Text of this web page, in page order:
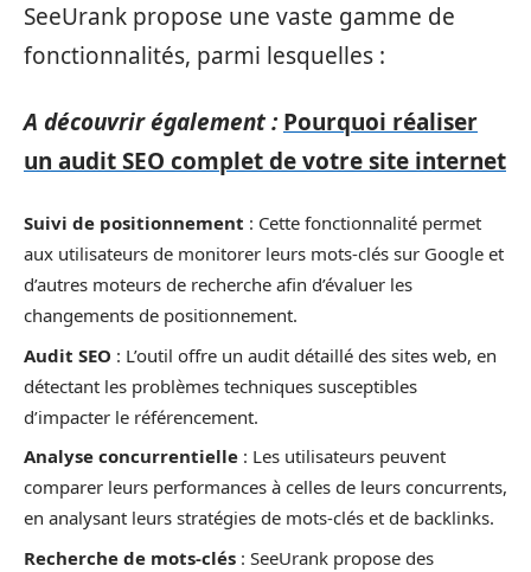
SeeUrank propose une vaste gamme de
fonctionnalités, parmi lesquelles :
A découvrir également : Pourquoi réaliser
un audit SEO complet de votre site internet
Suivi de positionnement : Cette fonctionnalité permet
aux utilisateurs de monitorer leurs mots-clés sur Google et
d’autres moteurs de recherche afin d’évaluer les
changements de positionnement.
Audit SEO : L’outil offre un audit détaillé des sites web, en
détectant les problèmes techniques susceptibles
d’impacter le référencement.
Analyse concurrentielle : Les utilisateurs peuvent
comparer leurs performances à celles de leurs concurrents,
en analysant leurs stratégies de mots-clés et de backlinks.
Recherche de mots-clés : SeeUrank propose des